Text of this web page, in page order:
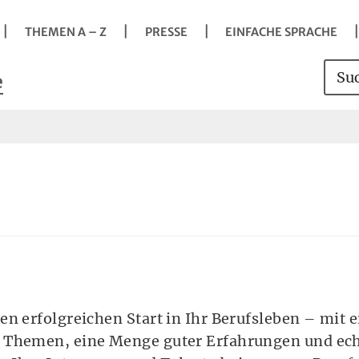
THEMEN A – Z PRESSE EINFACHE SPRACHE
erfolgreichen Start in Ihr Berufsleben – mit
eine Menge guter Erfahrungen und